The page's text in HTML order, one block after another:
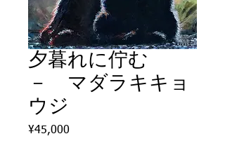
夕暮れに佇む
－ マダラキキョ
ウジ
¥45,000